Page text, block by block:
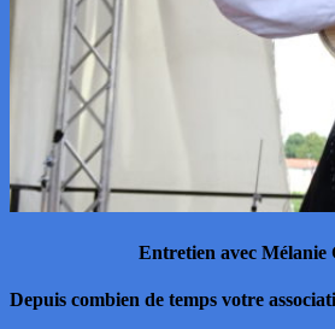
Entretien avec Mélanie
Depuis combien de temps votre